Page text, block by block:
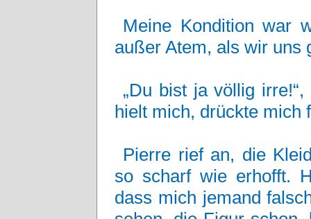
Meine Kondition war
außer Atem, als wir uns
„Du bist ja völlig
hielt mich, drückte mich
Pierre rief an, die
so scharf wie erhofft.
dass mich jemand